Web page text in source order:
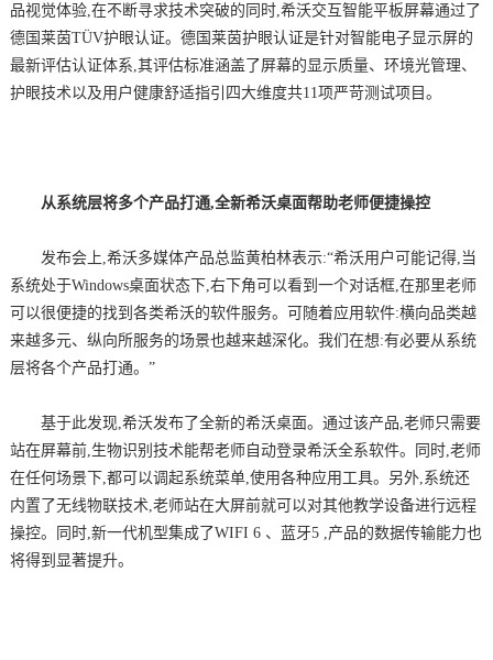
品视觉体验,在不断寻求技术突破的同时,希沃交互智能平板屏幕通过了
德国莱茵TÜV护眼认证。德国莱茵护眼认证是针对智能电子显示屏的
最新评估认证体系,其评估标准涵盖了屏幕的显示质量、环境光管理、
护眼技术以及用户健康舒适指引四大维度共11项严苛测试项目。
从系统层将多个产品打通,全新希沃桌面帮助老师便捷操控
发布会上,希沃多媒体产品总监黄柏林表示:“希沃用户可能记得,当
系统处于Windows桌面状态下,右下角可以看到一个对话框,在那里老师
可以很便捷的找到各类希沃的软件服务。可随着应用软件:横向品类越
来越多元、纵向所服务的场景也越来越深化。我们在想:有必要从系统
层将各个产品打通。”
基于此发现,希沃发布了全新的希沃桌面。通过该产品,老师只需要
站在屏幕前,生物识别技术能帮老师自动登录希沃全系软件。同时,老师
在任何场景下,都可以调起系统菜单,使用各种应用工具。另外,系统还
内置了无线物联技术,老师站在大屏前就可以对其他教学设备进行远程
操控。同时,新一代机型集成了WIFI 6 、蓝牙5 ,产品的数据传输能力也
将得到显著提升。